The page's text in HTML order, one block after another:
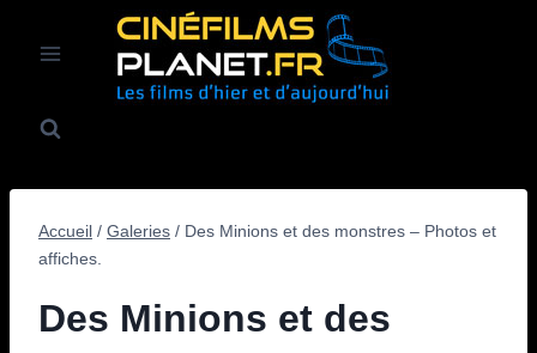
Accueil / Galeries / Des Minions et des monstres – Photos et
affiches.
Des Minions et des